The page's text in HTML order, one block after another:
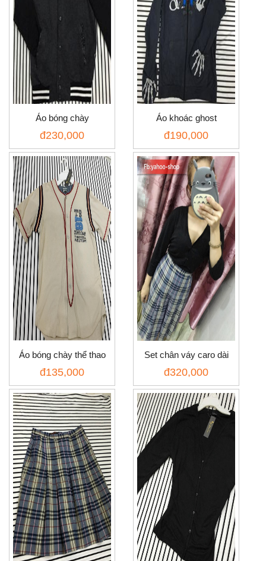
Áo bóng chày
đ230,000
Áo khoác ghost
đ190,000
Áo bóng chày thể thao
đ135,000
Set chân váy caro dài
đ320,000